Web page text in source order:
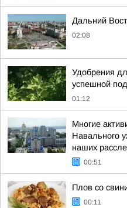
Дальний
02:08
Удобрения
успешной
01:12
Многие
Навального
наших
00:51
Плов со
00:11